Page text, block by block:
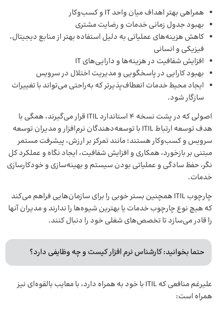
همراهی بهتر اهداف میان واحد IT و کسب‌وکار
بهبود جدول زمانی خدمات و رضایت مشتری
کاهش هزینه‌های عملیاتی به دلیل استفاده بهتر از منابع دیجیتال،
فیزیکی و انسانی
افزایش شفافیت در هزینه‌ها و دارایی‌های IT
بهبود کارایی در پاسخگویی و مدیریت اختلال در سرویس
ایجاد محیط خدمات انعطاف‌پذیرتر که به‌راحتی می‌تواند با تغییرات
سازگار شود.
اصولی که در پشت نسخه 4 استاندارد ITIL قرار می‌گیرند، همگی با
هدف توسعه ارتباط ITIL با توسعه‌دهندگان نرم‌افزار و مدیران توسعه
سرویس و کسب‌وکار هستند؛ مانند تمرکز بر ارزش، پیشرفت مستمر
مبتنی بر بازخورد، همکاری و افزایش شفافیت، ایجاد نگاه و عملکرد کل
نگر، حفظ سادگی و عملیاتی بودن سیستم و بهینه‌سازی و خودکارسازی
خدمات.
چارچوب ITIL همچنین بستر خوبی را برای سازمان‌هایی فراهم می‌کند
که هیچ نوع چارچوب خدمات یا بهترین شیوه‌ها را ندارند و مدیران آنها
را قادر می‌سازد تا تخصص‌های شغلی خود را دنبال کنند.
حتما بخوانید:کارشناس نرم افزار کیست و چه وظایفی دارد؟
علیرغم منافعی که ITIL با خود به همراه دارد، با معایب بالقوه‌ای نیز
همراه است: